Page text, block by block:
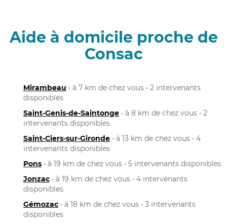
Aide à domicile proche de
Consac
Mirambeau • à 7 km de chez vous • 2 intervenants
disponibles
Saint-Genis-de-Saintonge • à 8 km de chez vous • 2
intervenants disponibles
Saint-Ciers-sur-Gironde • à 13 km de chez vous • 4
intervenants disponibles
Pons • à 19 km de chez vous • 5 intervenants disponibles
Jonzac • à 19 km de chez vous • 4 intervenants
disponibles
Gémozac • à 18 km de chez vous • 3 intervenants
disponibles